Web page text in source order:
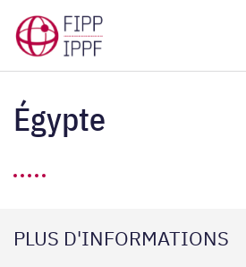
Home page
Égypte
PLUS D'INFORMATIONS